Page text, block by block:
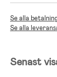
Se alla
Se alla
Senast